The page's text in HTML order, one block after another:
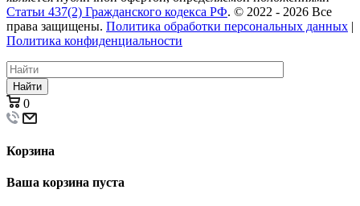
Статьи 437(2) Гражданского кодекса РФ. © 2022 - 2026 Все
права защищены. Политика обработки персональных данных |
Политика конфиденциальности
Найти
0
Корзина
Ваша корзина пуста